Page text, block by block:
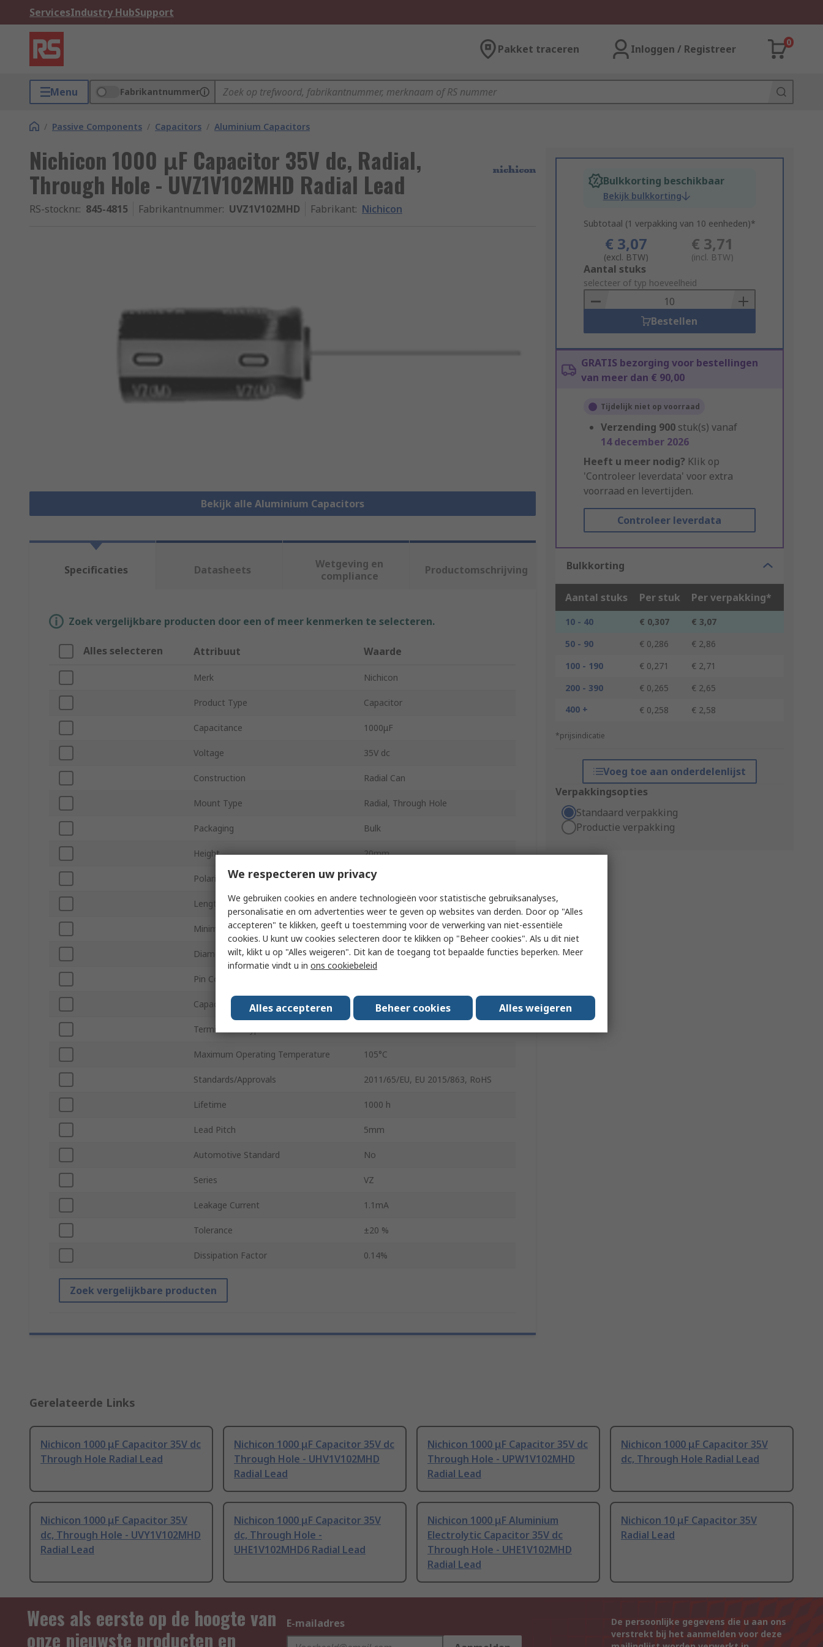
ServicesIndustry HubSupport
Pakket traceren Inloggen / Registreer
0
Menu Fabrikantnummer
/ Passive Components / Capacitors / Aluminium Capacitors
Nichicon 1000 μF Capacitor 35V dc, Radial,
Through Hole - UVZ1V102MHD Radial Lead
RS-stocknr.: 845-4815 Fabrikantnummer: UVZ1V102MHD Fabrikant: Nichicon
Bekijk alle Aluminium Capacitors
Bulkkorting beschikbaar
Bekijk bulkkorting
Subtotaal (1 verpakking van 10 eenheden)*
€ 3,07
(excl. BTW)
€ 3,71
(incl. BTW)
Add
to
Basket
Aantal stuks
selecteer of typ hoeveelheid
Bestellen
GRATIS bezorging voor bestellingen
van meer dan € 90,00
Tijdelijk niet op voorraad
Verzending 900 stuk(s) vanaf
14 december 2026
Heeft u meer nodig? Klik op
'Controleer leverdata' voor extra
voorraad en levertijden.
Controleer leverdata
Bulkkorting
Aantal stuks Per stuk Per verpakking*
10 - 40 € 0,307
€ 3,07
50 - 90
€ 0,286
€ 2,86
100 - 190
€ 0,271
€ 2,71
200 - 390
€ 0,265
€ 2,65
400 +
€ 0,258 € 2,58
*prijsindicatie
Voeg toe aan onderdelenlijst
Verpakkingsopties
Standaard verpakking
Productie verpakking
Specificaties Datasheets
Wetgeving en
compliance
Productomschrijving
Zoek vergelijkbare producten door een of meer kenmerken te selecteren.
Alles selecteren Attribuut Waarde
Merk Nichicon
Product Type Capacitor
Capacitance 1000μF
Voltage 35V dc
Construction Radial Can
Mount Type Radial, Through Hole
Packaging Bulk
Height 20mm
Polarity Polar
Length 20mm
Minimum Operating Temperature -55°C
Diameter 12.5mm
Pin Count
Capacitor Ripple Current 810mA
Termination Type
Maximum Operating Temperature 105°C
Standards/Approvals 2011/65/EU, EU 2015/863, RoHS
Lifetime 1000 h
Lead Pitch 5mm
Automotive Standard No
Series VZ
Leakage Current 1.1mA
Tolerance ±20 %
Dissipation Factor 0.14%
Zoek vergelijkbare producten
Gerelateerde Links
Nichicon 1000 μF Capacitor 35V dc
Through Hole Radial Lead
Nichicon 1000 μF Capacitor 35V dc
Through Hole - UHV1V102MHD
Radial Lead
Nichicon 1000 μF Capacitor 35V dc
Through Hole - UPW1V102MHD
Radial Lead
Nichicon 1000 μF Capacitor 35V
dc, Through Hole Radial Lead
Nichicon 1000 μF Capacitor 35V
dc, Through Hole - UVY1V102MHD
Radial Lead
Nichicon 1000 μF Capacitor 35V
dc, Through Hole -
UHE1V102MHD6 Radial Lead
Nichicon 1000 μF Aluminium
Electrolytic Capacitor 35V dc
Through Hole - UHE1V102MHD
Radial Lead
Nichicon 10 μF Capacitor 35V
Radial Lead
Wees als eerste op de hoogte van
onze nieuwste producten en
E-mailadres
De persoonlijke gegevens die u aan ons
verstrekt bij het aanmelden voor deze
We respecteren uw privacy
We gebruiken cookies en andere technologieën voor statistische gebruiksanalyses,
personalisatie en om advertenties weer te geven op websites van derden. Door op "Alles
accepteren" te klikken, geeft u toestemming voor de verwerking van niet-essentiële
cookies. U kunt uw cookies selecteren door te klikken op "Beheer cookies". Als u dit niet
wilt, klikt u op "Alles weigeren". Dit kan de toegang tot bepaalde functies beperken. Meer
informatie vindt u in ons cookiebeleid
Alles accepteren Beheer cookies Alles weigeren